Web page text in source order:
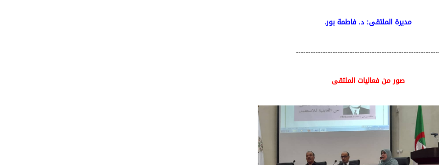
مديرة الملتقى: د. فاطمة بور.
صور من فعاليات الملتقى